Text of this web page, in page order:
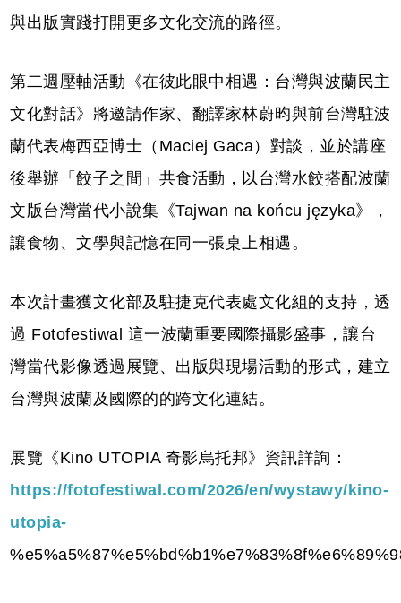
與出版實踐打開更多文化交流的路徑。
第二週壓軸活動《在彼此眼中相遇：台灣與波蘭民主
文化對話》將邀請作家、翻譯家林蔚昀與前台灣駐波
蘭代表梅西亞博士（Maciej Gaca）對談，並於講座
後舉辦「餃子之間」共食活動，以台灣水餃搭配波蘭
文版台灣當代小說集《Tajwan na końcu języka》，
讓食物、文學與記憶在同一張桌上相遇。
本次計畫獲文化部及駐捷克代表處文化組的支持，透
過 Fotofestiwal 這一波蘭重要國際攝影盛事，讓台
灣當代影像透過展覽、出版與現場活動的形式，建立
台灣與波蘭及國際的的跨文化連結。
展覽《Kino UTOPIA 奇影烏托邦》資訊詳詢：
https://fotofestiwal.com/2026/en/wystawy/kino-
utopia-